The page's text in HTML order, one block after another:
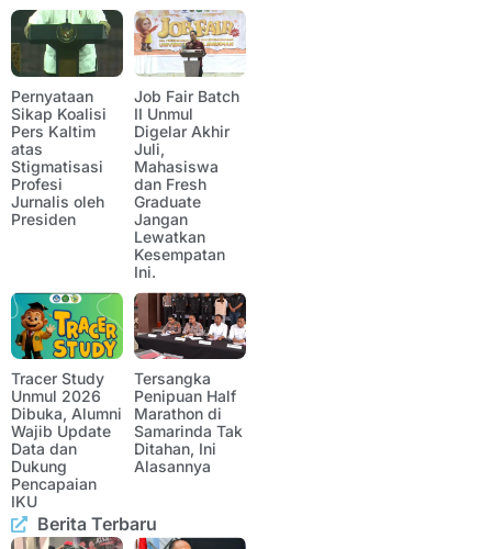
Pernyataan
Sikap Koalisi
Pers Kaltim
atas
Stigmatisasi
Profesi
Jurnalis oleh
Presiden
Job Fair Batch
II Unmul
Digelar Akhir
Juli,
Mahasiswa
dan Fresh
Graduate
Jangan
Lewatkan
Kesempatan
Ini.
Tracer Study
Unmul 2026
Dibuka, Alumni
Wajib Update
Data dan
Dukung
Pencapaian
IKU
Tersangka
Penipuan Half
Marathon di
Samarinda Tak
Ditahan, Ini
Alasannya
Berita Terbaru